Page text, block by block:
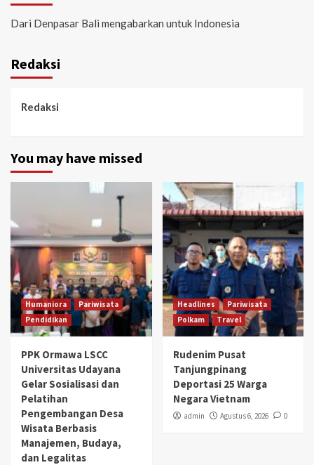
Dari Denpasar Bali mengabarkan untuk Indonesia
Redaksi
Redaksi
You may have missed
Humaniora
Pariwisata
Pendidikan
PPK Ormawa LSCC
Universitas Udayana
Gelar Sosialisasi dan
Pelatihan
Pengembangan Desa
Wisata Berbasis
Manajemen, Budaya,
dan Legalitas
Headlines
Pariwisata
Polkam
Travel
Rudenim Pusat
Tanjungpinang
Deportasi 25 Warga
Negara Vietnam
admin Agustus 6, 2026 0